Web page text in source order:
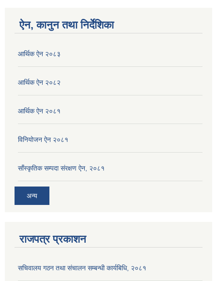
ऐन, कानुन तथा निर्देशिका
आर्थिक ऐन २०८३
आर्थिक ऐन २०८२
आर्थिक ऐन २०८१
विनियोजन ऐन २०८१
साँस्कृतिक सम्पदा संरक्षण ऐन, २०८१
अन्य
राजपत्र प्रकाशन
सचिवालय गठन तथा संचालन सम्बन्धी कार्यबिधि, २०८१